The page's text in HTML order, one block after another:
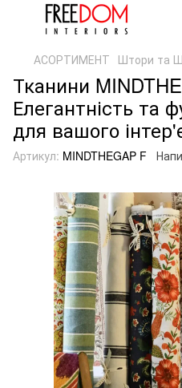
АСОРТИМЕНТ Штори та
Тканини
Елегантність та
для вашого
Артикул: MINDTHEGAP F